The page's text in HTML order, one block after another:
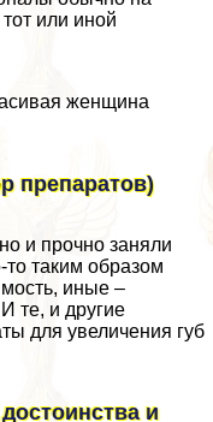
или иной
женщина
препаратов)
и прочно заняли
то таким образом
иные –
те, и другие
для увеличения губ
и